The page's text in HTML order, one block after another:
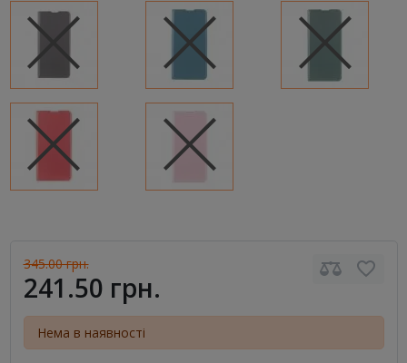
345.00 грн.
241.50 грн.
Нема в наявності